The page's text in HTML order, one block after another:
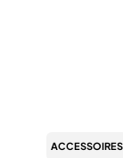
ACCESSOIRES